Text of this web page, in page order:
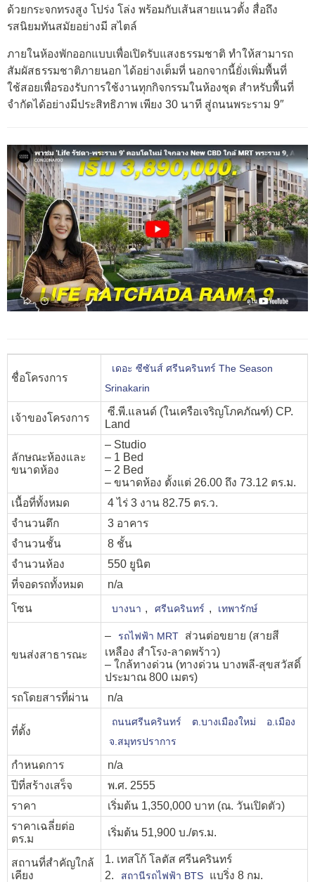
ด้วยกระจกทรงสูง โปร่ง โล่ง พร้อมกับเส้นสายแนวตั้ง สื่อถึง
รสนิยมทันสมัยอย่างมี สไตล์
ภายในห้องพักออกแบบเพื่อเปิดรับแสงธรรมชาติ ทำให้สามารถ
สัมผัสธรรมชาติภายนอก ได้อย่างเต็มที่ นอกจากนี้ยั่งเพิ่มพื้นที่
ใช้สอยเพื่อรองรับการใช้งานทุกกิจกรรมในห้องชุด สำหรับพื้นที่
จำกัดได้อย่างมีประสิทธิภาพ เพียง 30 นาที สู่ถนนพระราม 9″
ชื่อโครงการ
เดอะ ซีซันส์ ศรีนครินทร์ The Season
Srinakarin
เจ้าของโครงการ
ซี.พี.แลนด์ (ในเครือเจริญโภคภัณฑ์) CP.
Land
ลักษณะห้องและ
ขนาดห้อง
– Studio
– 1 Bed
– 2 Bed
– ขนาดห้อง ตั้งแต่ 26.00 ถึง 73.12 ตร.ม.
เนื้อที่ทั้งหมด
4 ไร่ 3 งาน 82.75 ตร.ว.
จำนวนตึก
3 อาคาร
จำนวนชั้น
8 ชั้น
จำนวนห้อง
550 ยูนิต
ที่จอดรถทั้งหมด
n/a
โซน
บางนา , ศรีนครินทร์ , เทพารักษ์
ขนส่งสาธารณะ
– รถไฟฟ้า MRT
ส่วนต่อขยาย (สายสี
เหลือง สำโรง-ลาดพร้าว)
– ใกล้ทางด่วน (ทางด่วน บางพลี-สุขสวัสดิ์
ประมาณ 800 เมตร)
รถโดยสารที่ผ่าน
n/a
ที่ตั้ง
ถนนศรีนครินทร์ ต.บางเมืองใหม่
อ.เมือง
จ.สมุทรปราการ
กำหนดการ
n/a
ปีที่สร้างเสร็จ
พ.ศ. 2555
ราคา
เริ่มต้น 1,350,000 บาท (ณ. วันเปิดตัว)
ราคาเฉลี่ยต่อ
ตร.ม
เริ่มต้น 51,900 บ./ตร.ม.
สถานที่สำคัญใกล้
เคียง
1. เทสโก้ โลตัส ศรีนครินทร์
2.
สถานีรถไฟฟ้า BTS แบริ่ง 8 กม.